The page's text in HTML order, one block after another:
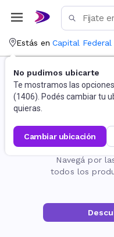
Estás en Capital Federal
No pudimos ubicarte
Te mostramos las
(1406). Podés cambiar tu
quieras.
cambiar ubicación
La
Navegá por
todos los